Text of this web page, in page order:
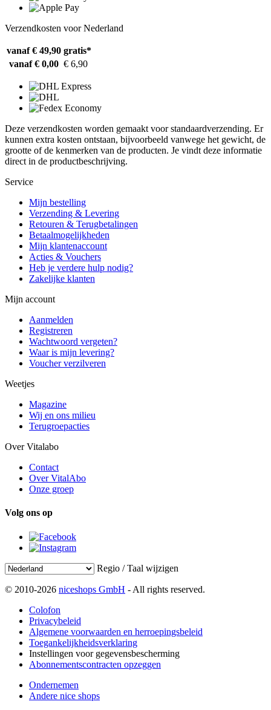
Verzendkosten voor Nederland
vanaf € 49,90 gratis*
vanaf € 0,00 € 6,90
Deze verzendkosten worden gemaakt voor standaardverzending. Er
kunnen extra kosten ontstaan, bijvoorbeeld vanwege het gewicht, de
grootte of de kenmerken van de producten. Je vindt deze informatie
direct in de productbeschrijving.
Service
Mijn bestelling
Verzending & Levering
Retouren & Terugbetalingen
Betaalmogelijkheden
Mijn klantenaccount
Acties & Vouchers
Heb je verdere hulp nodig?
Zakelijke klanten
Mijn account
Aanmelden
Registreren
Wachtwoord vergeten?
Waar is mijn levering?
Voucher verzilveren
Weetjes
Magazine
Wij en ons milieu
Terugroepacties
Over Vitalabo
Contact
Over VitalAbo
Onze groep
Volg ons op
Regio / Taal wijzigen
© 2010-2026 niceshops GmbH - All rights reserved.
Colofon
Privacybeleid
Algemene voorwaarden en herroepingsbeleid
Toegankelijkheidsverklaring
Instellingen voor gegevensbescherming
Abonnementscontracten opzeggen
Ondernemen
Andere nice shops